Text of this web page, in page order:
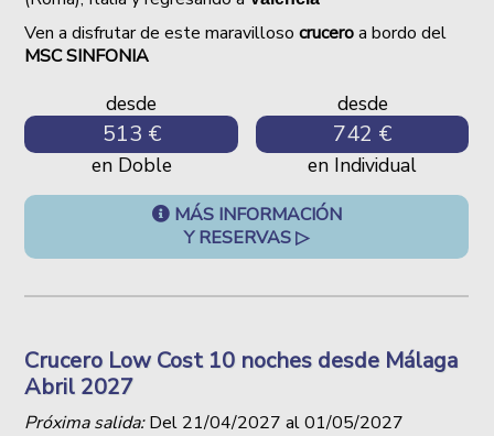
Ven a disfrutar de este maravillosocruceroa bordo del
MSC SINFONIA
desde
513 €
en Doble
desde
742 €
en Individual
MÁS INFORMACIÓN
Y RESERVAS ▷
Crucero Low Cost 10 noches desde Málaga
Abril 2027
Próxima salida:Del 21/04/2027 al01/05/2027